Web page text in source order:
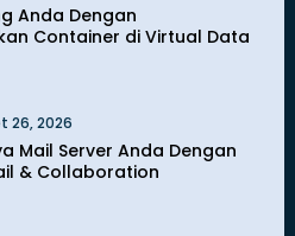
Anda Dengan
Container di Virtual Data
26, 2026
Mail Server Anda Dengan
& Collaboration